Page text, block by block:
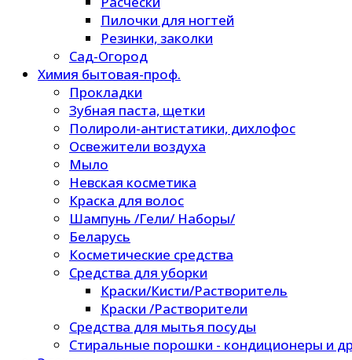
Пилочки для ногтей
Резинки, заколки
Сад-Огород
Химия бытовая-проф.
Прокладки
Зубная паста, щетки
Полироли-антистатики, дихлофос
Освежители воздуха
Мыло
Невская косметика
Краска для волос
Шампунь /Гели/ Наборы/
Беларусь
Косметические средства
Средства для уборки
Краски/Кисти/Растворитель
Краски /Растворители
Средства для мытья посуды
Стиральные порошки - кондиционеры и